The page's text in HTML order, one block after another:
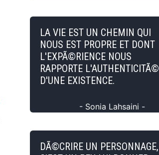
LA VIE EST UN CHEMIN QUI
NOUS EST PROPRE ET DONT
L'EXPÃ©RIENCE NOUS
RAPPORTE L'AUTHENTICITÃ©
D'UNE EXISTENCE.
- Sonia Lahsaini -
DÃ©CRIRE UN PERSONNAGE,